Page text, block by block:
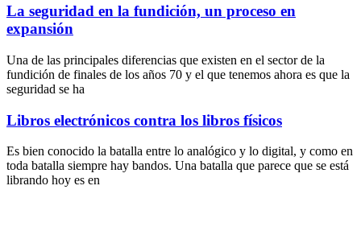
La seguridad en la fundición, un proceso en
expansión
Una de las principales diferencias que existen en el sector de la
fundición de finales de los años 70 y el que tenemos ahora es que la
seguridad se ha
Libros electrónicos contra los libros físicos
Es bien conocido la batalla entre lo analógico y lo digital, y como en
toda batalla siempre hay bandos. Una batalla que parece que se está
librando hoy es en